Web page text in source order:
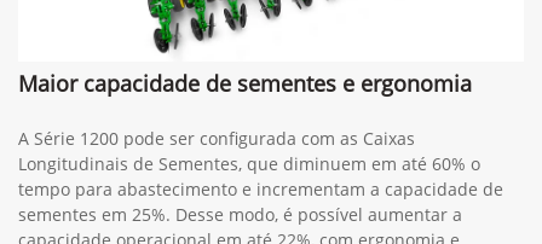
Maior capacidade de sementes e ergonomia
A Série 1200 pode ser configurada com as Caixas
Longitudinais de Sementes, que diminuem em até 60% o
tempo para abastecimento e incrementam a capacidade de
sementes em 25%. Desse modo, é possível aumentar a